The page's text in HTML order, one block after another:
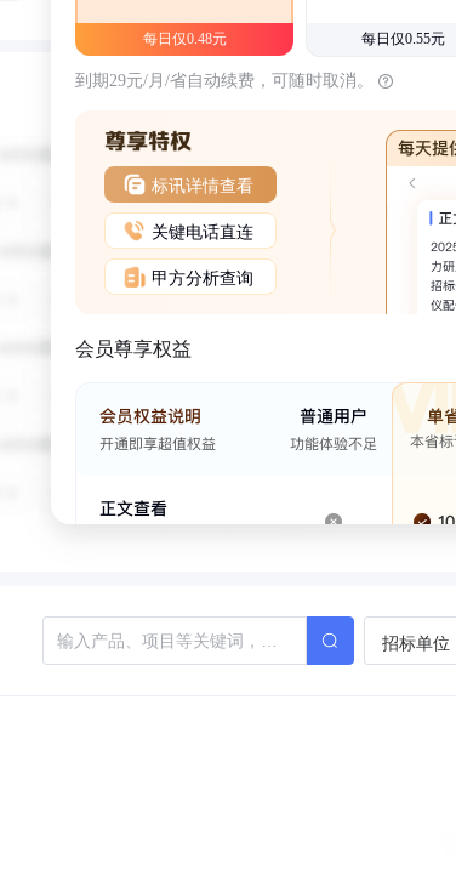
每日仅0.48元 每日仅0.55元
到期29元/月/省自动续费，可随时取消。
标讯详情查看
关键电话直连
甲方分析查询
会员尊享权益
招标单位